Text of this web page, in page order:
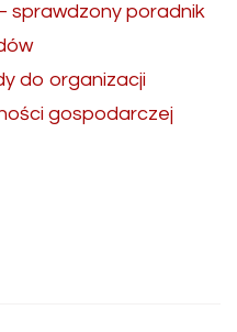
sprawdzony poradnik
do organizacji
gospodarczej